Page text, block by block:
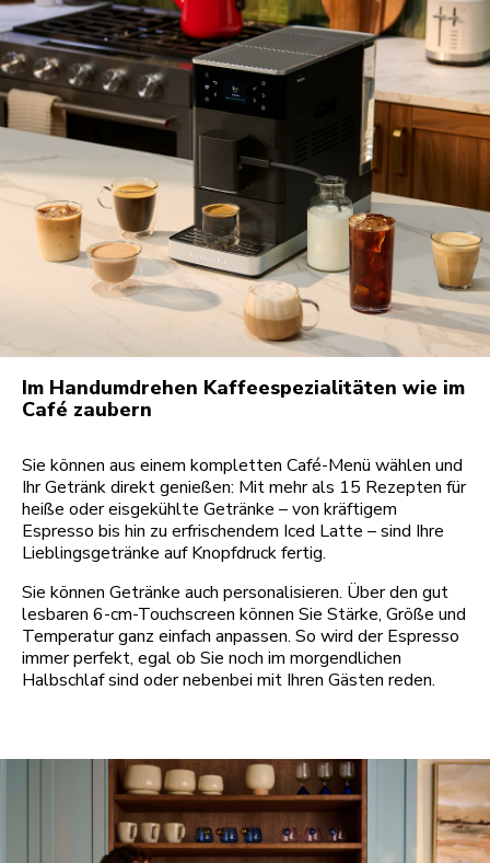
Im Handumdrehen Kaffeespezialitäten wie im
Café zaubern
Sie können aus einem kompletten Café-Menü wählen und
Ihr Getränk direkt genießen: Mit mehr als 15 Rezepten für
heiße oder eisgekühlte Getränke – von kräftigem
Espresso bis hin zu erfrischendem Iced Latte – sind Ihre
Lieblingsgetränke auf Knopfdruck fertig.
Sie können Getränke auch personalisieren. Über den gut
lesbaren 6-cm-Touchscreen können Sie Stärke, Größe und
Temperatur ganz einfach anpassen. So wird der Espresso
immer perfekt, egal ob Sie noch im morgendlichen
Halbschlaf sind oder nebenbei mit Ihren Gästen reden.